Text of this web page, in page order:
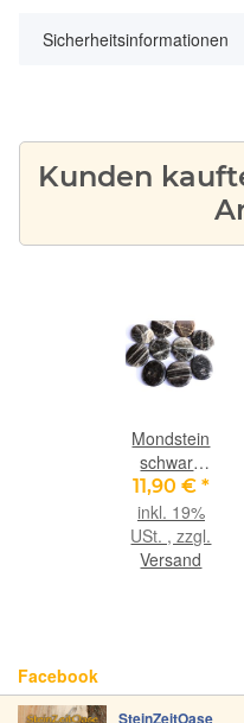
Sicherheitsinformationen
Kunden
Mondstein
schwarz
(Feldspat)
XXL
Scheibensteine
-
11,90 € *
inkl. 19%
USt. , zzgl.
Versand
Facebook
SteinZeitOase